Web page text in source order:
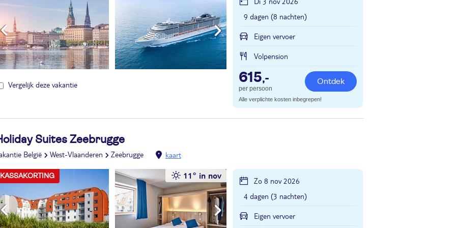
Vergelijk deze vakantie
9 dagen (8 nachten)
Eigen vervoer
Volpension
615,-
per persoon
Ontdek
Alle verplichte kosten inbegrepen!
Suites Zeebrugge
België West-Vlaanderen Zeebrugge kaart
11° in nov
KASSAKORTING
Zo 8 nov 2026
4 dagen (3 nachten)
Eigen vervoer